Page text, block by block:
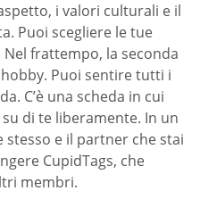
i valori culturali e il
Puoi scegliere le tue
frattempo, la seconda
Puoi sentire tutti i
C’è una scheda in cui
di te liberamente. In un
e il partner che stai
CupidTags, che
membri.